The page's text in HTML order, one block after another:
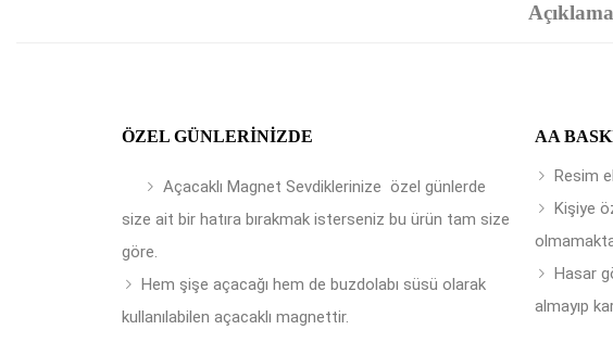
Açıklama
ÖZEL GÜNLERINIZDE
Açacaklı Magnet Sevdiklerinize özel günlerde
size ait bir hatıra bırakmak isterseniz bu ürün tam size
göre.
Hem şişe açacağı hem de buzdolabı süsü olarak
kullanılabilen açacaklı magnettir.
AA
Resim
Kişiye
Hasar
almayıp